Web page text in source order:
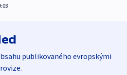
publikovaného evropskými